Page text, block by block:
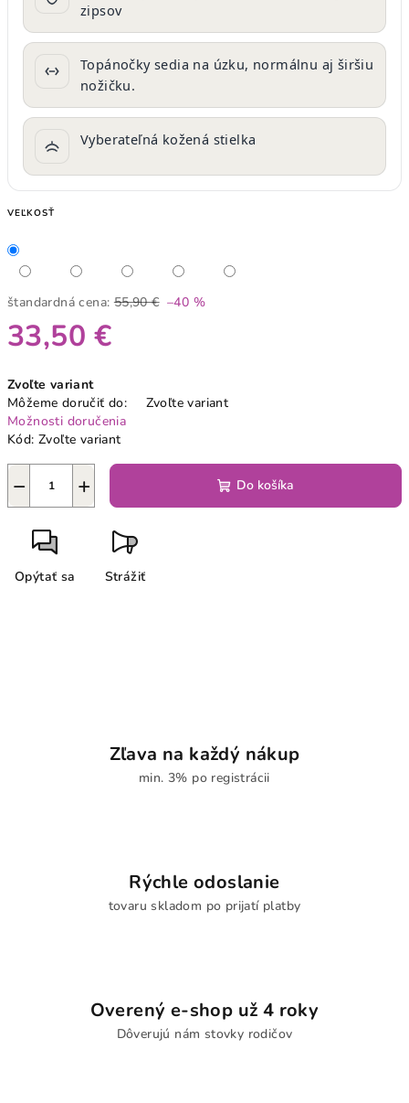
zipsov
Topánočky sedia na úzku, normálnu aj širšiu
nožičku.
Vyberateľná kožená stielka
VEĽKOSŤ
štandardná cena: 55,90 € –40 %
33,50 €
cena:
Zvoľte variant
Môžeme doručiť do:
Zvoľte variant
Možnosti doručenia
Kód: Zvoľte variant
+
− Do košíka
Opýtať sa Strážiť
Zľava na každý nákup
min. 3% po registrácii
Rýchle odoslanie
tovaru skladom po prijatí platby
Overený e-shop už 4 roky
Dôverujú nám stovky rodičov